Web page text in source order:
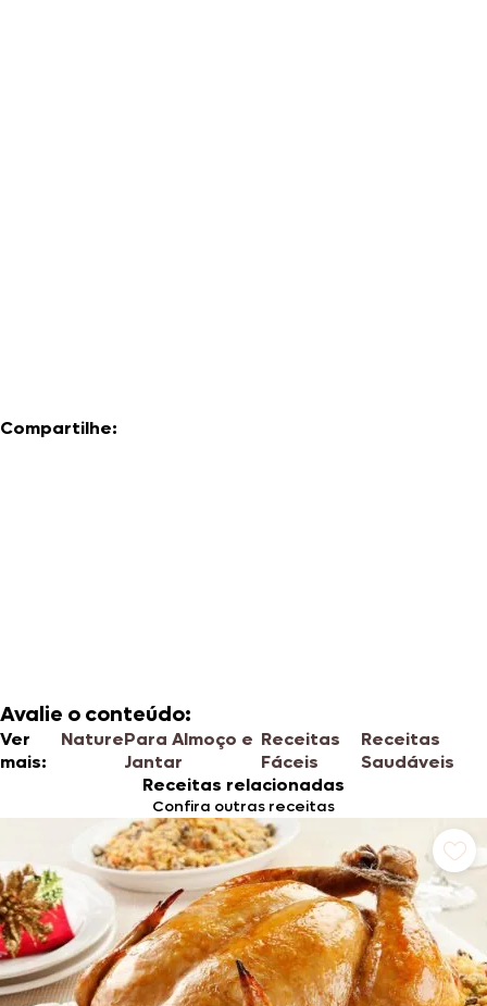
Compartilhe:
Avalie o conteúdo:
Ver
mais:
NaturePara Almoço e
Jantar
Receitas
Fáceis
Receitas
Saudáveis
Receitas relacionadas
Confira outras receitas